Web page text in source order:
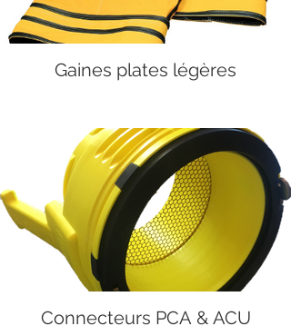
Gaines plates légères
Connecteurs PCA & ACU